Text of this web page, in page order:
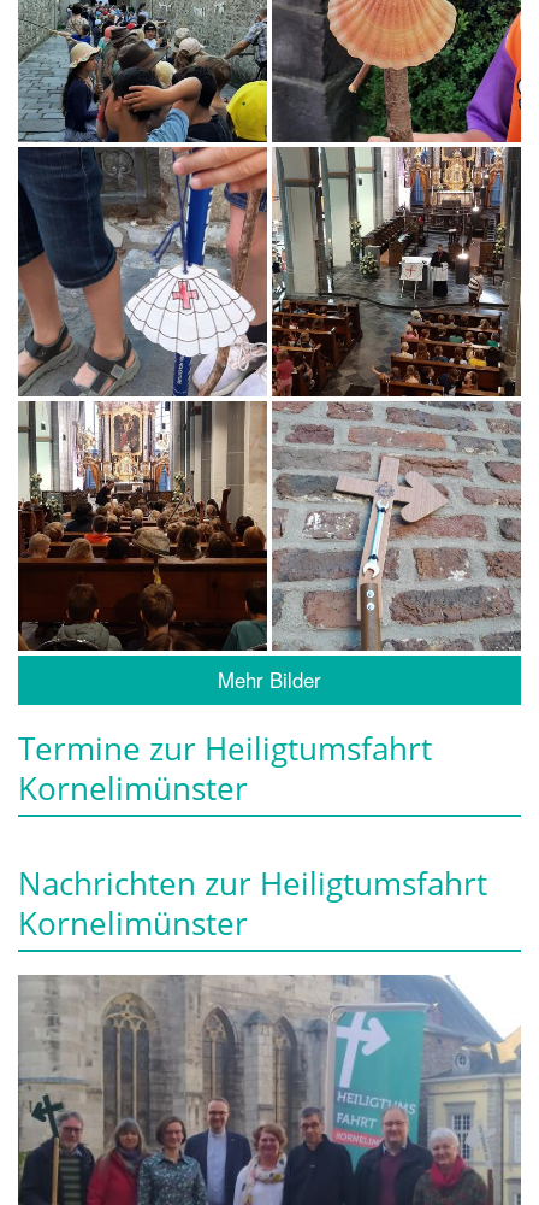
Mehr Bilder
Termine zur Heiligtumsfahrt
Kornelimünster
Nachrichten zur Heiligtumsfahrt
Kornelimünster